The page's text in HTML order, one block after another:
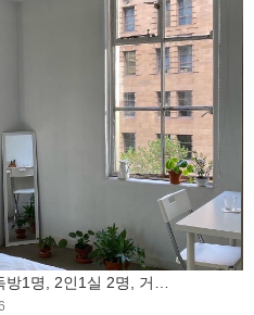
1명, 2인1실 2명, 거…